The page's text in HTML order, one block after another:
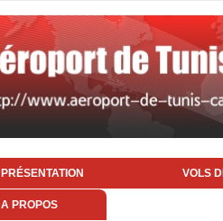
PRÉSENTATION VOLS
A PROPOS